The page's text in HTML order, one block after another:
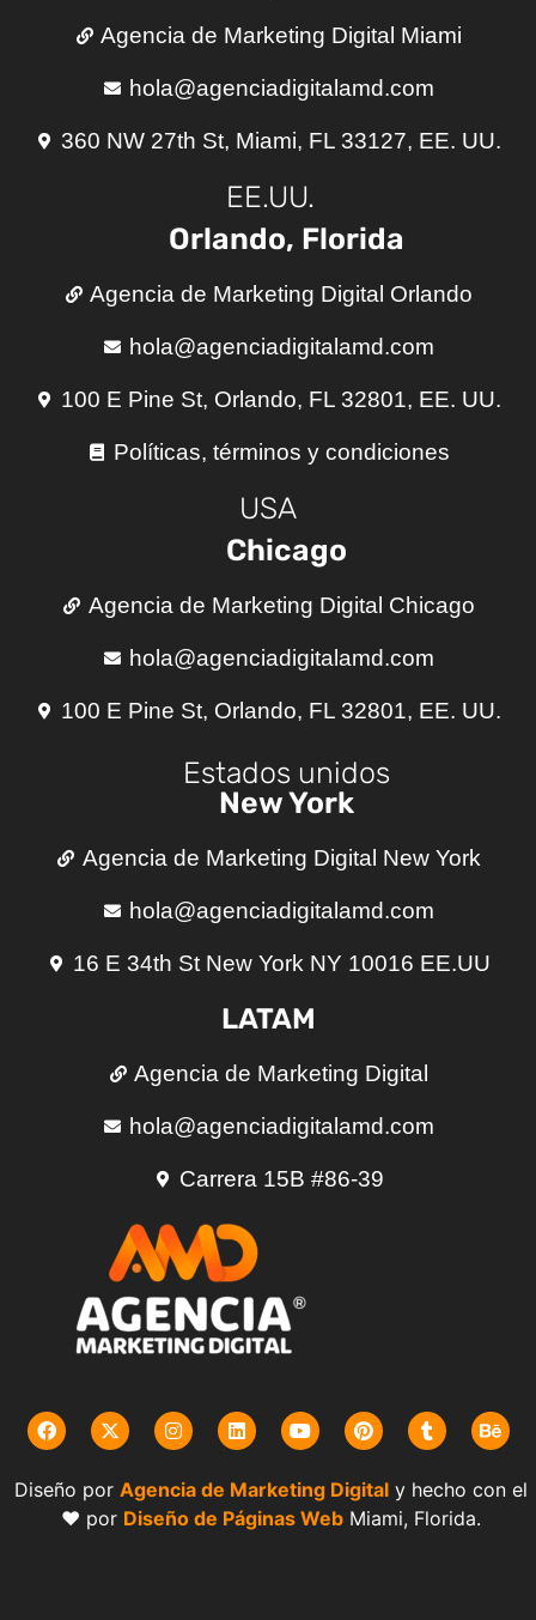
Agencia de Marketing Digital Miami
hola@agenciadigitalamd.com
360 NW 27th St, Miami, FL 33127, EE. UU.
EE.UU.
Orlando, Florida
Agencia de Marketing Digital Orlando
hola@agenciadigitalamd.com
100 E Pine St, Orlando, FL 32801, EE. UU.
Políticas, términos y condiciones
USA
Chicago
Agencia de Marketing Digital Chicago
hola@agenciadigitalamd.com
100 E Pine St, Orlando, FL 32801, EE. UU.
Estados unidos
New York
Agencia de Marketing Digital New York
hola@agenciadigitalamd.com
16 E 34th St New York NY 10016 EE.UU
LATAM
Agencia de Marketing Digital
hola@agenciadigitalamd.com
Carrera 15B #86-39
Diseño por Agencia de Marketing Digital y hecho con el
❤️ por Diseño de Páginas Web Miami, Florida.